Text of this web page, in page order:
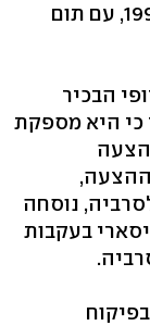
האו"ם, שניהל את חבל המריבה מאז 1999, עם תום
הבכיר
כי היא מספקת
ההצעה,
נוסחה
בעקבות